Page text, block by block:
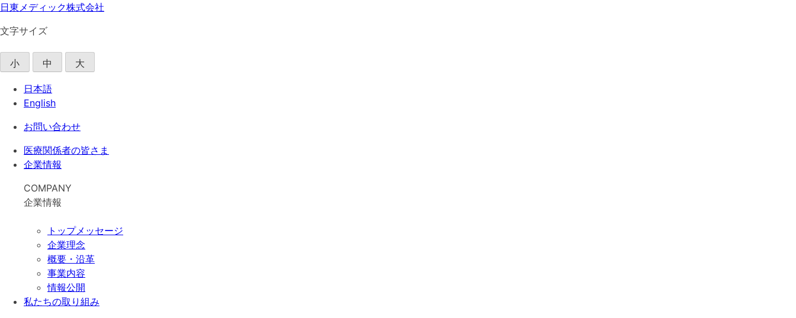
日東メディック株式会社
文字サイズ
小 中 大
日本語
English
お問い合わせ
医療関係者の皆さま
企業情報
COMPANY
企業情報
トップメッセージ
企業理念
概要・沿革
事業内容
情報公開
私たちの取り組み